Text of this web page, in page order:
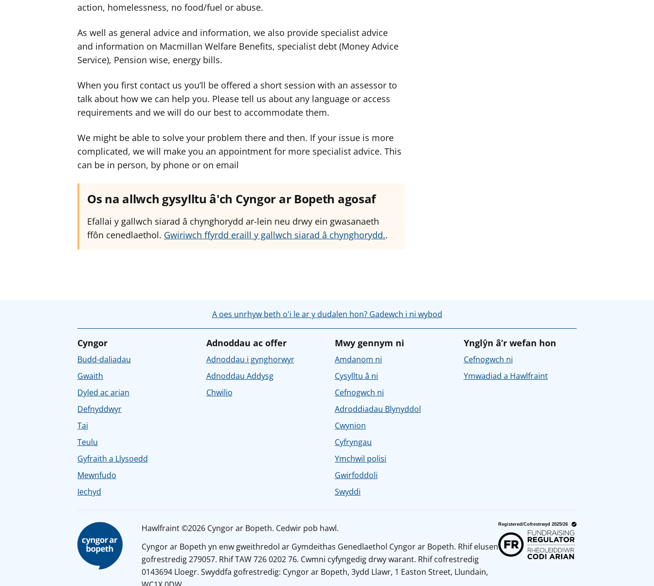
action, homelessness, no food/fuel or abuse.
As well as general advice and information, we also provide specialist advice
and information on Macmillan Welfare Benefits, specialist debt (Money Advice
Service), Pension wise, energy bills.
When you first contact us you’ll be offered a short session with an assessor to
talk about how we can help you. Please tell us about any language or access
requirements and we will do our best to accommodate them.
We might be able to solve your problem there and then. If your issue is more
complicated, we will make you an appointment for more specialist advice. This
can be in person, by phone or on email
Os na allwch gysylltu â'ch Cyngor ar Bopeth agosaf
Efallai y gallwch siarad â chynghorydd ar-lein neu drwy ein gwasanaeth
ffôn cenedlaethol. Gwiriwch ffyrdd eraill y gallwch siarad â chynghorydd..
A oes unrhyw beth o'i le ar y dudalen hon? Gadewch i ni wybod
Cyngor
Budd-daliadau
Gwaith
Dyled ac arian
Defnyddwyr
Tai
Teulu
Gyfraith a Llysoedd
Mewnfudo
Iechyd
Adnoddau ac offer
Adnoddau i gynghorwyr
Adnoddau Addysg
Chwilio
Mwy gennym ni
Amdanom ni
Cysylltu â ni
Cefnogwch ni
Adroddiadau Blynyddol
Cwynion
Cyfryngau
Ymchwil polisi
Gwirfoddoli
Swyddi
Ynglŷn â’r wefan hon
Cefnogwch ni
Ymwadiad a Hawlfraint
Hawlfraint ©2026 Cyngor ar Bopeth. Cedwir pob hawl.
Cyngor ar Bopeth yn enw gweithredol ar Gymdeithas Genedlaethol Cyngor ar Bopeth. Rhif elusen
gofrestredig 279057. Rhif TAW 726 0202 76. Cwmni cyfyngedig drwy warant. Rhif cofrestredig
0143694 Lloegr. Swyddfa gofrestredig: Cyngor ar Bopeth, 3ydd Llawr, 1 Easton Street, Llundain,